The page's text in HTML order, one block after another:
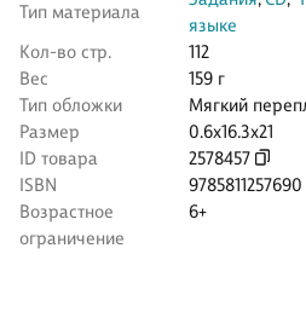
Тип материала
языке
Кол-во стр.
112
Вес
159 г
Тип обложки
Мягкий
Размер
0.6x16.3x21
ID товара
2578457
ISBN
9785811257690
Возрастное
ограничение
6+